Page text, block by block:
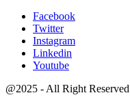
Facebook
Twitter
Instagram
Linkedin
Youtube
@2025 - All Right